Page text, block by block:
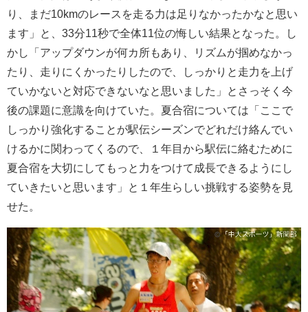
り、まだ10kmのレースを走る力は足りなかったかなと思い
ます」と、33分11秒で全体11位の悔しい結果となった。し
かし「アップダウンが何カ所もあり、リズムが掴めなかっ
たり、走りにくかったりしたので、しっかりと走力を上げ
ていかないと対応できないなと思いました」とさっそく今
後の課題に意識を向けていた。夏合宿については「ここで
しっかり強化することが駅伝シーズンでどれだけ絡んでい
けるかに関わってくるので、１ 年目から駅伝に絡むために
夏合宿を大切にしてもっと力をつけて成長できるようにし
ていきたいと思います」と１年生らしい挑戦する姿勢を見
せた。